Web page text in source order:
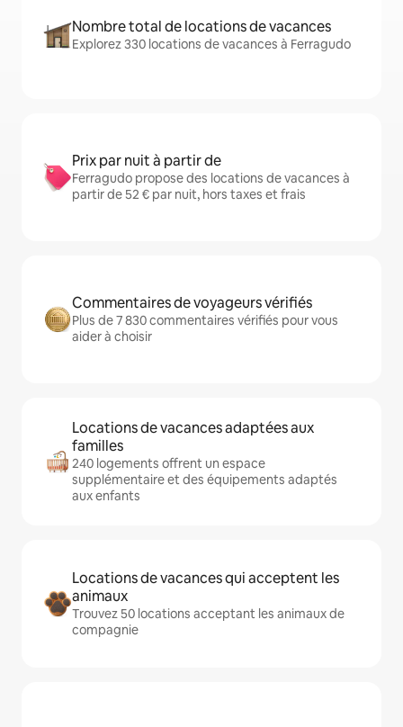
Nombre total de locations de vacances
Explorez 330 locations de vacances à Ferragudo
Prix par nuit à partir de
Ferragudo propose des locations de vacances à
partir de 52 € par nuit, hors taxes et frais
Commentaires de voyageurs vérifiés
Plus de 7 830 commentaires vérifiés pour vous
aider à choisir
Locations de vacances adaptées aux
familles
240 logements offrent un espace
supplémentaire et des équipements adaptés
aux enfants
Locations de vacances qui acceptent les
animaux
Trouvez 50 locations acceptant les animaux de
compagnie